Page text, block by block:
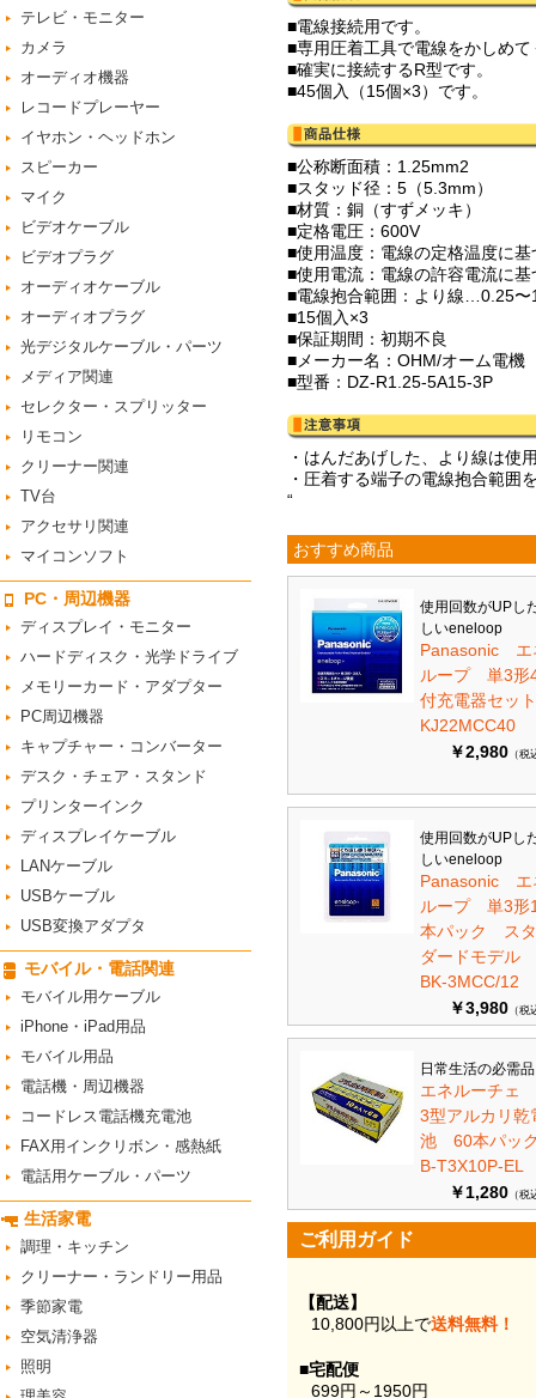
テレビ・モニター
カメラ
オーディオ機器
レコードプレーヤー
イヤホン・ヘッドホン
スピーカー
マイク
ビデオケーブル
ビデオプラグ
オーディオケーブル
オーディオプラグ
光デジタルケーブル・パーツ
メディア関連
セレクター・スプリッター
リモコン
クリーナー関連
TV台
アクセサリ関連
マイコンソフト
PC・周辺機器
ディスプレイ・モニター
ハードディスク・光学ドライブ
メモリーカード・アダプター
PC周辺機器
キャプチャー・コンバーター
デスク・チェア・スタンド
プリンターインク
ディスプレイケーブル
LANケーブル
USBケーブル
USB変換アダプタ
モバイル・電話関連
モバイル用ケーブル
iPhone・iPad用品
モバイル用品
電話機・周辺機器
コードレス電話機充電池
FAX用インクリボン・感熱紙
電話用ケーブル・パーツ
生活家電
調理・キッチン
クリーナー・ランドリー用品
季節家電
空気清浄器
照明
■電線接続用です。
■専用圧着工具で電線をかしめて
■確実に接続するR型です。
■45個入（15個×3）です。
■公称断面積：1.25mm2
■スタッド径：5（5.3mm）
■材質：銅（すずメッキ）
■定格電圧：600V
■使用温度：電線の定格温度に基
■使用電流：電線の許容電流に基
■電線抱合範囲：より線…0.25
■15個入×3
■保証期間：初期不良
■メーカー名：OHM/オーム電機
■型番：DZ-R1.25-5A15-3P
・はんだあげした、より線は使
・圧着する端子の電線抱合範囲
“
おすすめ商品
使用回数がUPし
しいeneloop
Panasonic エ
ループ 単3形
付充電器セッ
KJ22MCC40
￥2,980 （税
使用回数がUPし
しいeneloop
Panasonic エ
ループ 単3形
本パック ス
ダードモデル
BK-3MCC/12
￥3,980 （税
日常生活の必需
エネルーチェ
3型アルカリ乾
池 60本パ
B-T3X10P-EL
￥1,280 （税
ご利用ガイド
【配送】
10,800円以上で送料無料！
■宅配便
699円～1950円